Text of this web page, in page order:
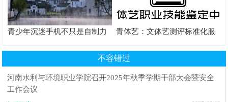
青少年沉迷手机不只是自制力
青体艺：文体艺测评标准化服
不容错过
河南水利与环境职业学院召开2025年秋季学期干部大会暨安全
工作会议